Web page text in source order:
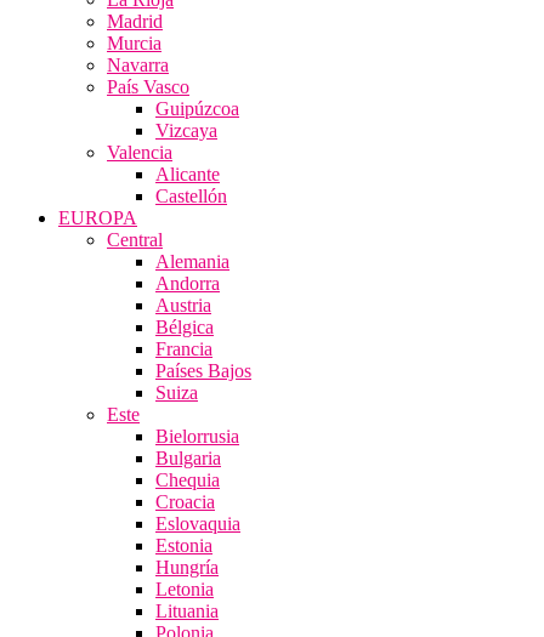
Madrid
Murcia
Navarra
País Vasco
Guipúzcoa
Vizcaya
Valencia
Alicante
Castellón
EUROPA
Central
Alemania
Andorra
Austria
Bélgica
Francia
Países Bajos
Suiza
Este
Bielorrusia
Bulgaria
Chequia
Croacia
Eslovaquia
Estonia
Hungría
Letonia
Lituania
Polonia